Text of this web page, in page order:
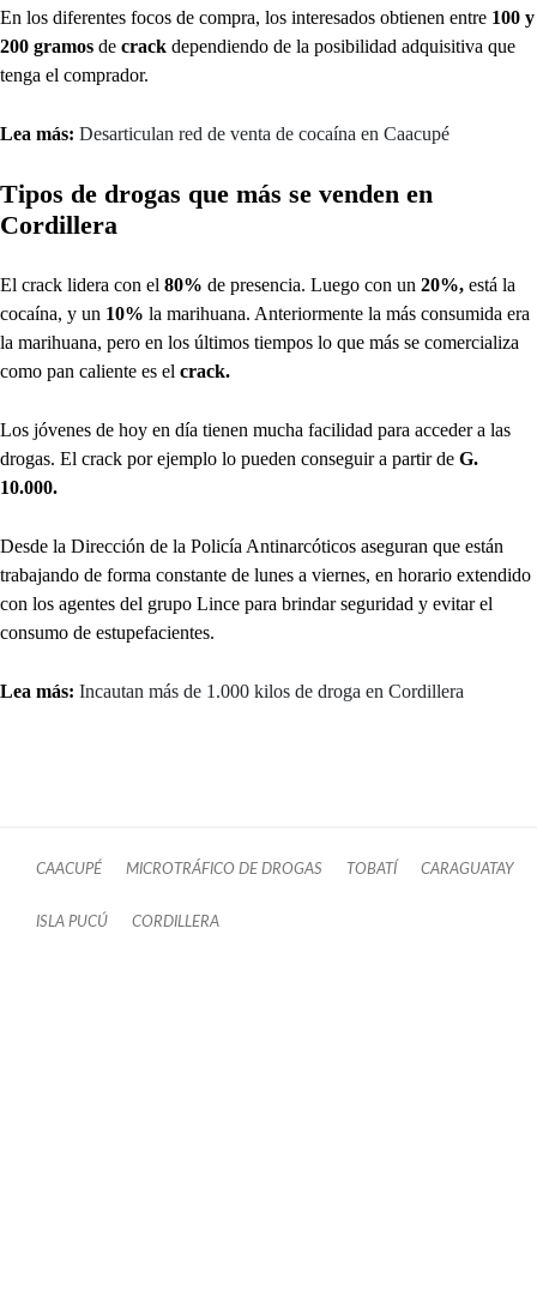
En los diferentes focos de compra, los interesados obtienen entre 100 y
200 gramos de crack dependiendo de la posibilidad adquisitiva que
tenga el comprador.
Lea más: Desarticulan red de venta de cocaína en Caacupé
Tipos de drogas que más se venden en
Cordillera
El crack lidera con el 80% de presencia. Luego con un 20%, está la
cocaína, y un 10% la marihuana. Anteriormente la más consumida era
la marihuana, pero en los últimos tiempos lo que más se comercializa
como pan caliente es el crack.
Los jóvenes de hoy en día tienen mucha facilidad para acceder a las
drogas. El crack por ejemplo lo pueden conseguir a partir de G.
10.000.
Desde la Dirección de la Policía Antinarcóticos aseguran que están
trabajando de forma constante de lunes a viernes, en horario extendido
con los agentes del grupo Lince para brindar seguridad y evitar el
consumo de estupefacientes.
Lea más: Incautan más de 1.000 kilos de droga en Cordillera
CAACUPÉ MICROTRÁFICO DE DROGAS TOBATÍ CARAGUATAY
ISLA PUCÚ CORDILLERA